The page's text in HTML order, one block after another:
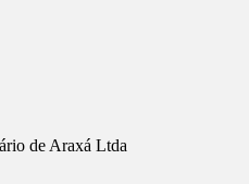
de Araxá Ltda